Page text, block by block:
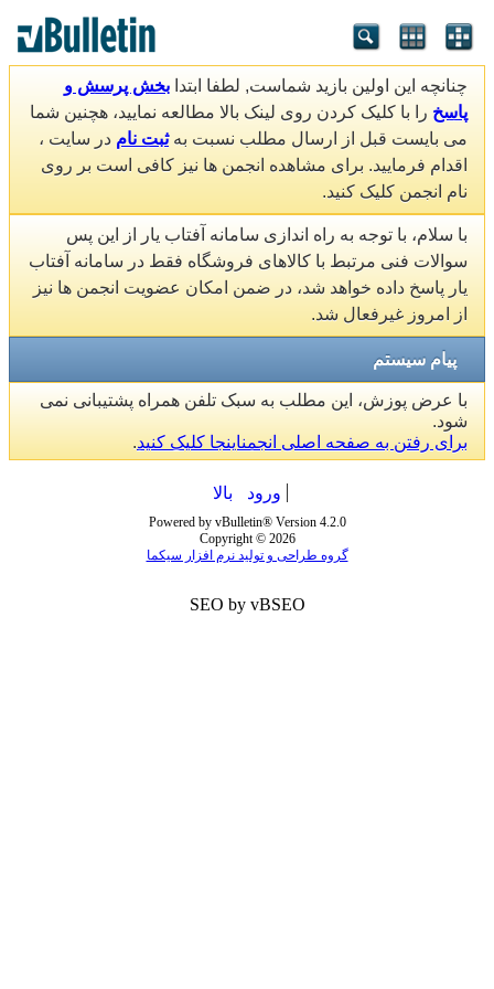
چنانچه این اولین بازید شماست, لطفا ابتدا بخش پرسش و
پاسخ را با کلیک کردن روی لینک بالا مطالعه نمایید، هچنین شما
می بایست قبل از ارسال مطلب نسبت بهثبت نام در سایت ،
اقدام فرمایید. برای مشاهده انجمن ها نیز کافی است بر روی
نام انجمن کلیک کنید.
با سلام، با توجه به راه اندازی سامانه آفتاب یار از این پس
سوالات فنی مرتبط با کالاهای فروشگاه فقط در سامانه آفتاب
یار پاسخ داده خواهد شد، در ضمن امکان عضویت انجمن ها نیز
از امروز غیرفعال شد.
پیام سیستم
با عرض پوزش، این مطلب به سبک تلفن همراه پشتیبانی نمی
شود.
برای رفتن به صفحه اصلی انجمناینجا کلیک کنید.
ورود بالا
Powered by vBulletin® Version 4.2.0
Copyright © 2026
گروه طراحی و تولید نرم افزار سیکما
SEO by vBSEO